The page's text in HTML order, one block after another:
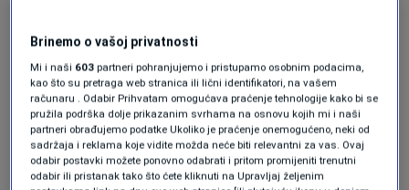
18 Growler. Letjelice su bile dodijeljene
Eskadrili za elektronske napade iz baze na
ostrvu Whidbey u državi Washington.
Do sudara je došlo oko 12:10 sati po lokalnom
vremenu, dok su posade izvodile zahtjevne
Brinemo o vašoj privatnosti
Mi i naši 603 partneri pohranjujemo i pristupamo osobnim podacima,
kao što su pretraga web stranica ili lični identifikatori, na vašem
računaru . Odabir Prihvatam omogućava praćenje tehnologije kako bi se
pružila podrška dolje prikazanim svrhama na osnovu kojih mi i naši
partneri obrađujemo podatke Ukoliko je praćenje onemogućeno, neki od
sadržaja i reklama koje vidite možda neće biti relevantni za vas. Ovaj
odabir postavki možete ponovno odabrati i pritom promijeniti trenutni
odabir ili pristanak tako što ćete kliknuti na Upravljaj željenim